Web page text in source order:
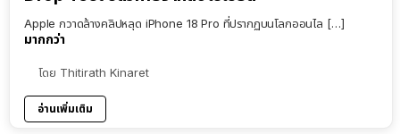
Apple กวาดล้างคลิปหลุด iPhone 18 Pro ที่ปรากฏบนโลกออนไล […]
มากกว่า
โดย Thitirath Kinaret
อ่านเพิ่มเติม